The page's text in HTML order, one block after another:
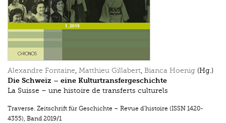
Alexandre Fontaine, Matthieu Gillabert, Bianca Hoenig (Hg.)
Die Schweiz – eine Kulturtransfergeschichte
La Suisse – une histoire de transferts culturels
Traverse. Zeitschrift für Geschichte – Revue d’histoire (ISSN 1420-
4355), Band 2019/1